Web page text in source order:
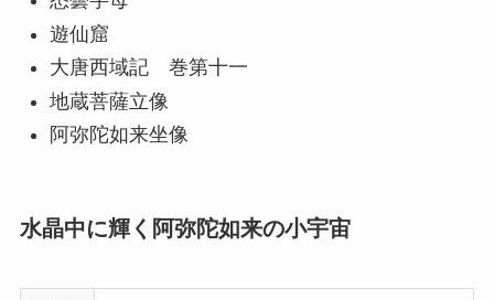
遊仙窟
大唐西域記 巻第十一
地蔵菩薩立像
阿弥陀如来坐像
水晶中に輝く阿弥陀如来の小宇宙